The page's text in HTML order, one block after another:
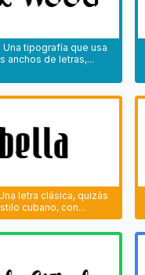
Una tipografía que usa
anchos de letras,...
letra clásica, quizás
cubano, con...